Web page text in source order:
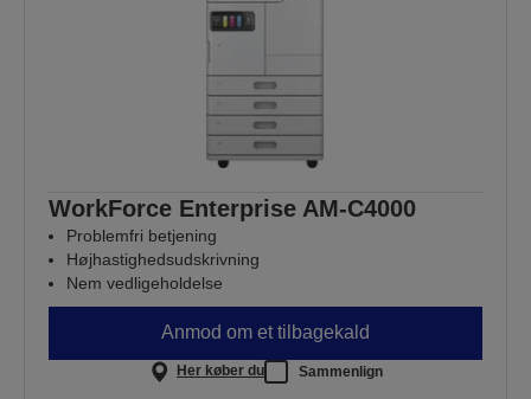
WorkForce Enterprise AM-C4000
Problemfri betjening
Højhastighedsudskrivning
Nem vedligeholdelse
Anmod om et tilbagekald
Her køber du Sammenlign